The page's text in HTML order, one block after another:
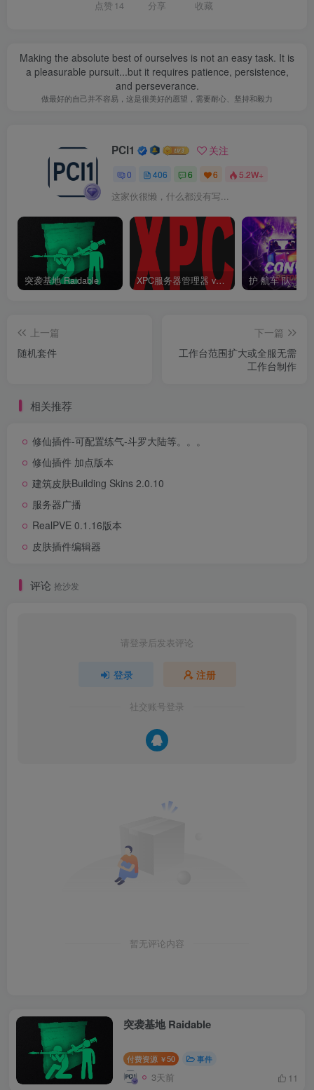
点赞 14 分享 收藏
Making the absolute best of ourselves is not an easy task. It is
a pleasurable pursuit...but it requires patience, persistence,
and perseverance.
做最好的自己并不容易，这是很美好的愿望，需要耐心、坚持和毅力
PCI1 关注
0 406 6 6 5.2W+
这家伙很懒，什么都没有写...
突袭基地 Raidable XPC服务器管理器 v3.6.6.6 终结版 Rust 一键开服工具 护 航车 队
上一篇
随机套件
下一篇
工作台范围扩大或全服无需
工作台制作
相关推荐
修仙插件-可配置练气-斗罗大陆等。。。
修仙插件 加点版本
建筑皮肤Building Skins 2.0.10
服务器广播
RealPVE 0.1.16版本
皮肤插件编辑器
评论 抢沙发
请登录后发表评论
登录 注册
社交账号登录
暂无评论内容
突袭基地 Raidable
付费资源 ￥50 事件
3天前 11